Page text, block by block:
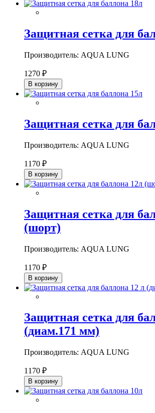
Защитная сетка для
Производитель: AQUA LUNG
1270 ₽
В корзину
Защитная сетка для
Производитель: AQUA LUNG
1170 ₽
В корзину
Защитная сетка для
(шорт)
Производитель: AQUA LUNG
1170 ₽
В корзину
Защитная сетка для
(диам.171 мм)
Производитель: AQUA LUNG
1170 ₽
В корзину